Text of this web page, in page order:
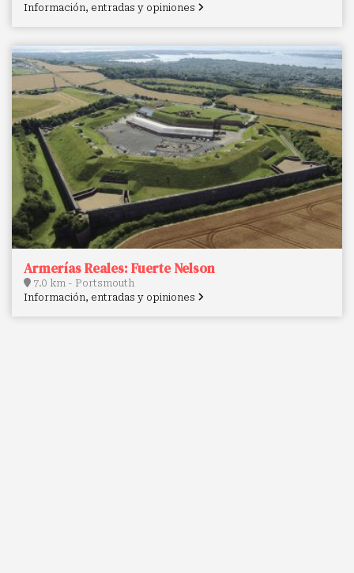
Información, entradas y opiniones
Armerías Reales: Fuerte Nelson
7.0 km - Portsmouth
Información, entradas y opiniones